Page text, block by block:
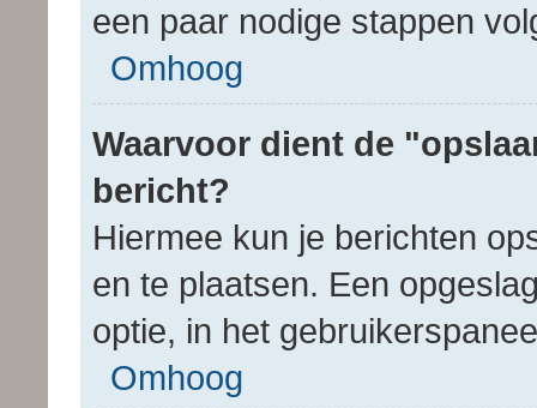
een paar nodige stappen
Omhoog
Waarvoor dient de
bericht?
Hiermee kun je berichten
en te plaatsen. Een
optie, in het
Omhoog